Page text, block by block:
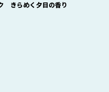
きらめく夕日の香り